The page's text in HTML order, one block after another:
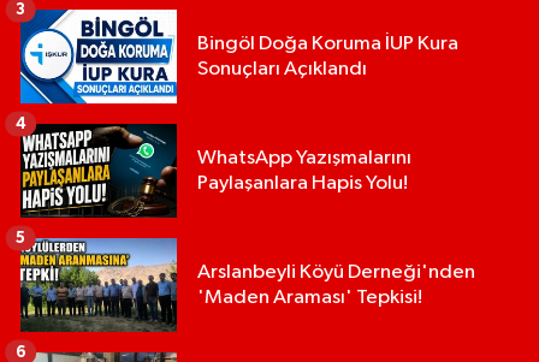
Bingöl Doğa Koruma İUP Kura
Sonuçları Açıklandı
3
WhatsApp Yazışmalarını
Paylaşanlara Hapis Yolu!
4
Arslanbeyli Köyü Derneği'nden
'Maden Araması' Tepkisi!
5
6